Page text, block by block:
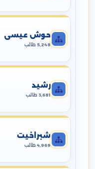
حوش عيسى
5,248 طالب
رشيد
3,681 طالب
شبراخيت
4,969 طالب